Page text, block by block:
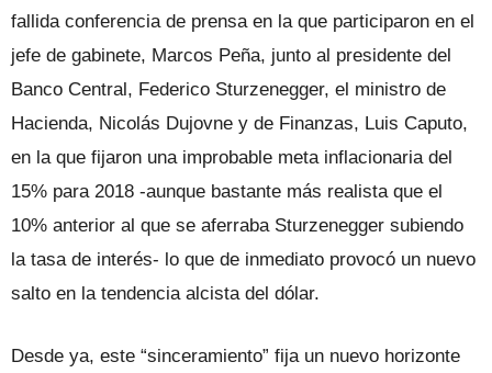
fallida conferencia de prensa en la que participaron en el
jefe de gabinete, Marcos Peña, junto al presidente del
Banco Central, Federico Sturzenegger, el ministro de
Hacienda, Nicolás Dujovne y de Finanzas, Luis Caputo,
en la que fijaron una improbable meta inflacionaria del
15% para 2018 -aunque bastante más realista que el
10% anterior al que se aferraba Sturzenegger subiendo
la tasa de interés- lo que de inmediato provocó un nuevo
salto en la tendencia alcista del dólar.
Desde ya, este “sinceramiento” fija un nuevo horizonte